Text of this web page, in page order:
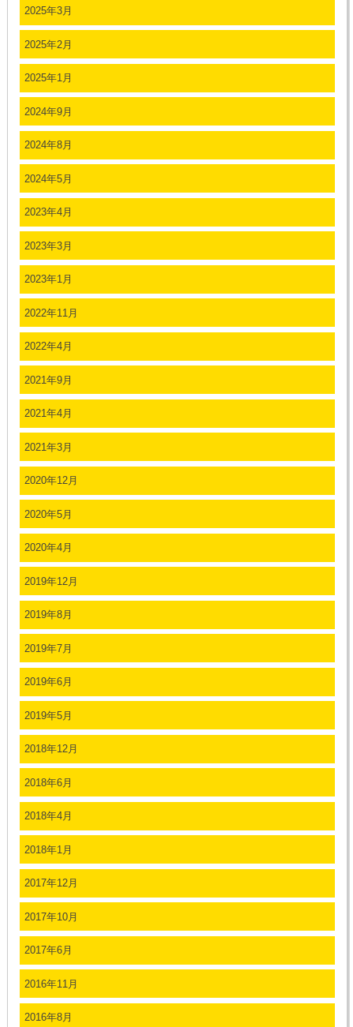
2025年3月
2025年2月
2025年1月
2024年9月
2024年8月
2024年5月
2023年4月
2023年3月
2023年1月
2022年11月
2022年4月
2021年9月
2021年4月
2021年3月
2020年12月
2020年5月
2020年4月
2019年12月
2019年8月
2019年7月
2019年6月
2019年5月
2018年12月
2018年6月
2018年4月
2018年1月
2017年12月
2017年10月
2017年6月
2016年11月
2016年8月